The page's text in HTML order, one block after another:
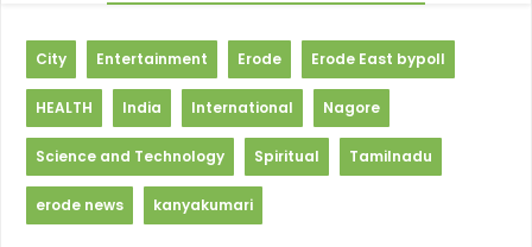
City Entertainment Erode Erode East bypoll
HEALTH India International Nagore
Science and Technology Spiritual Tamilnadu
erode news kanyakumari